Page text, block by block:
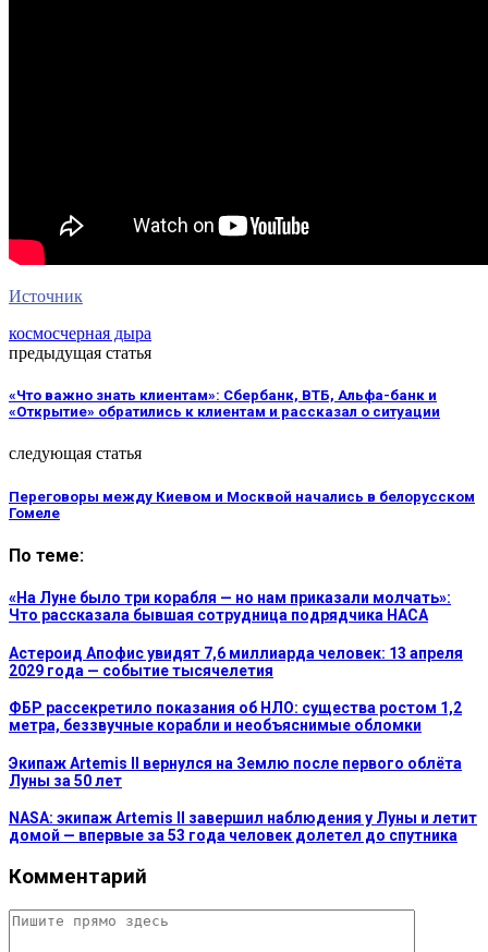
Источник
космосчерная дыра
предыдущая статья
«Что важно знать клиентам»: Сбербанк, ВТБ, Альфа-банк и
«Открытие» обратились к клиентам и рассказал о ситуации
следующая статья
Переговоры между Киевом и Москвой начались в белорусском
Гомеле
По теме:
«На Луне было три корабля — но нам приказали молчать»:
Что рассказала бывшая сотрудница подрядчика НАСА
Астероид Апофис увидят 7,6 миллиарда человек: 13 апреля
2029 года — событие тысячелетия
ФБР рассекретило показания об НЛО: существа ростом 1,2
метра, беззвучные корабли и необъяснимые обломки
Экипаж Artemis II вернулся на Землю после первого облёта
Луны за 50 лет
NASA: экипаж Artemis II завершил наблюдения у Луны и летит
домой — впервые за 53 года человек долетел до спутника
Комментарий